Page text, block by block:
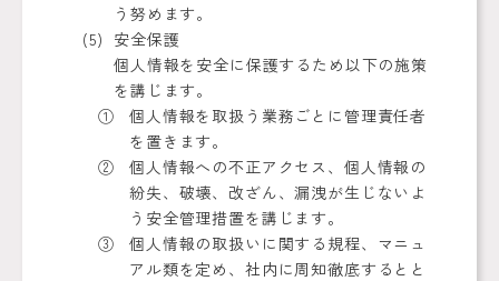
う努めます。
安全保護
個人情報を安全に保護するため以下の施策
を講じます。
個人情報を取扱う業務ごとに管理責任者
を置きます。
個人情報への不正アクセス、個人情報の
紛失、破壊、改ざん、漏洩が生じないよ
う安全管理措置を講じます。
個人情報の取扱いに関する規程、マニュ
アル類を定め、社内に周知徹底するとと